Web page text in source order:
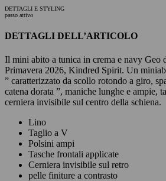
DETTAGLI E STYLING
passo attivo
DETTAGLI DELL’ARTICOLO
Il mini abito a tunica in crema e navy Geo
Primavera 2026, Kindred Spirit. Un
” caratterizzato da scollo rotondo a giro,
catena dorata ”, maniche lunghe e ampie,
cerniera invisibile sul centro della schiena.
Lino
Taglio a V
Polsini ampi
Tasche frontali applicate
Cerniera invisibile sul retro
pelle finiture a contrasto